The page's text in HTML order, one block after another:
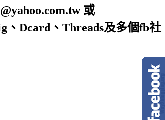
或
、Dcard、Threads及多個fb社